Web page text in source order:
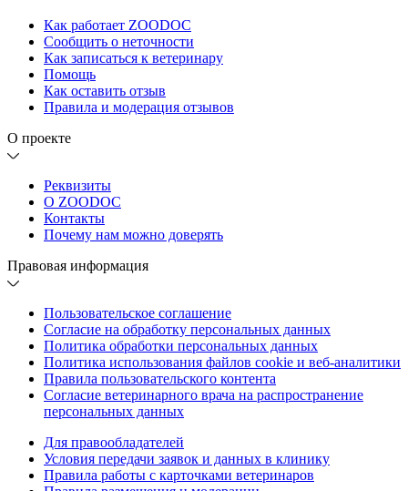
Как работает ZOODOC
Сообщить о неточности
Как записаться к ветеринару
Помощь
Как оставить отзыв
Правила и модерация отзывов
О проекте
Реквизиты
О ZOODOC
Контакты
Почему нам можно доверять
Правовая информация
Пользовательское соглашение
Согласие на обработку персональных данных
Политика обработки персональных данных
Политика использования файлов cookie и веб-аналитики
Правила пользовательского контента
Согласие ветеринарного врача на распространение
персональных данных
Для правообладателей
Условия передачи заявок и данных в клинику
Правила работы с карточками ветеринаров